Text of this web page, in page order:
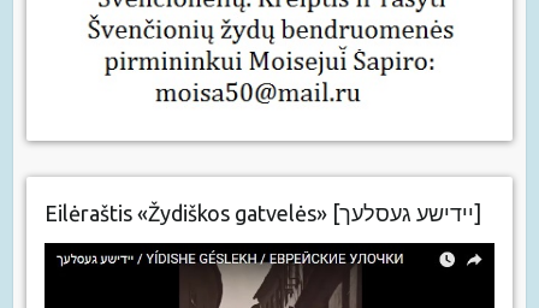
Eilėraštis «Žydiškos gatvelės» [יידישע געסלעך]